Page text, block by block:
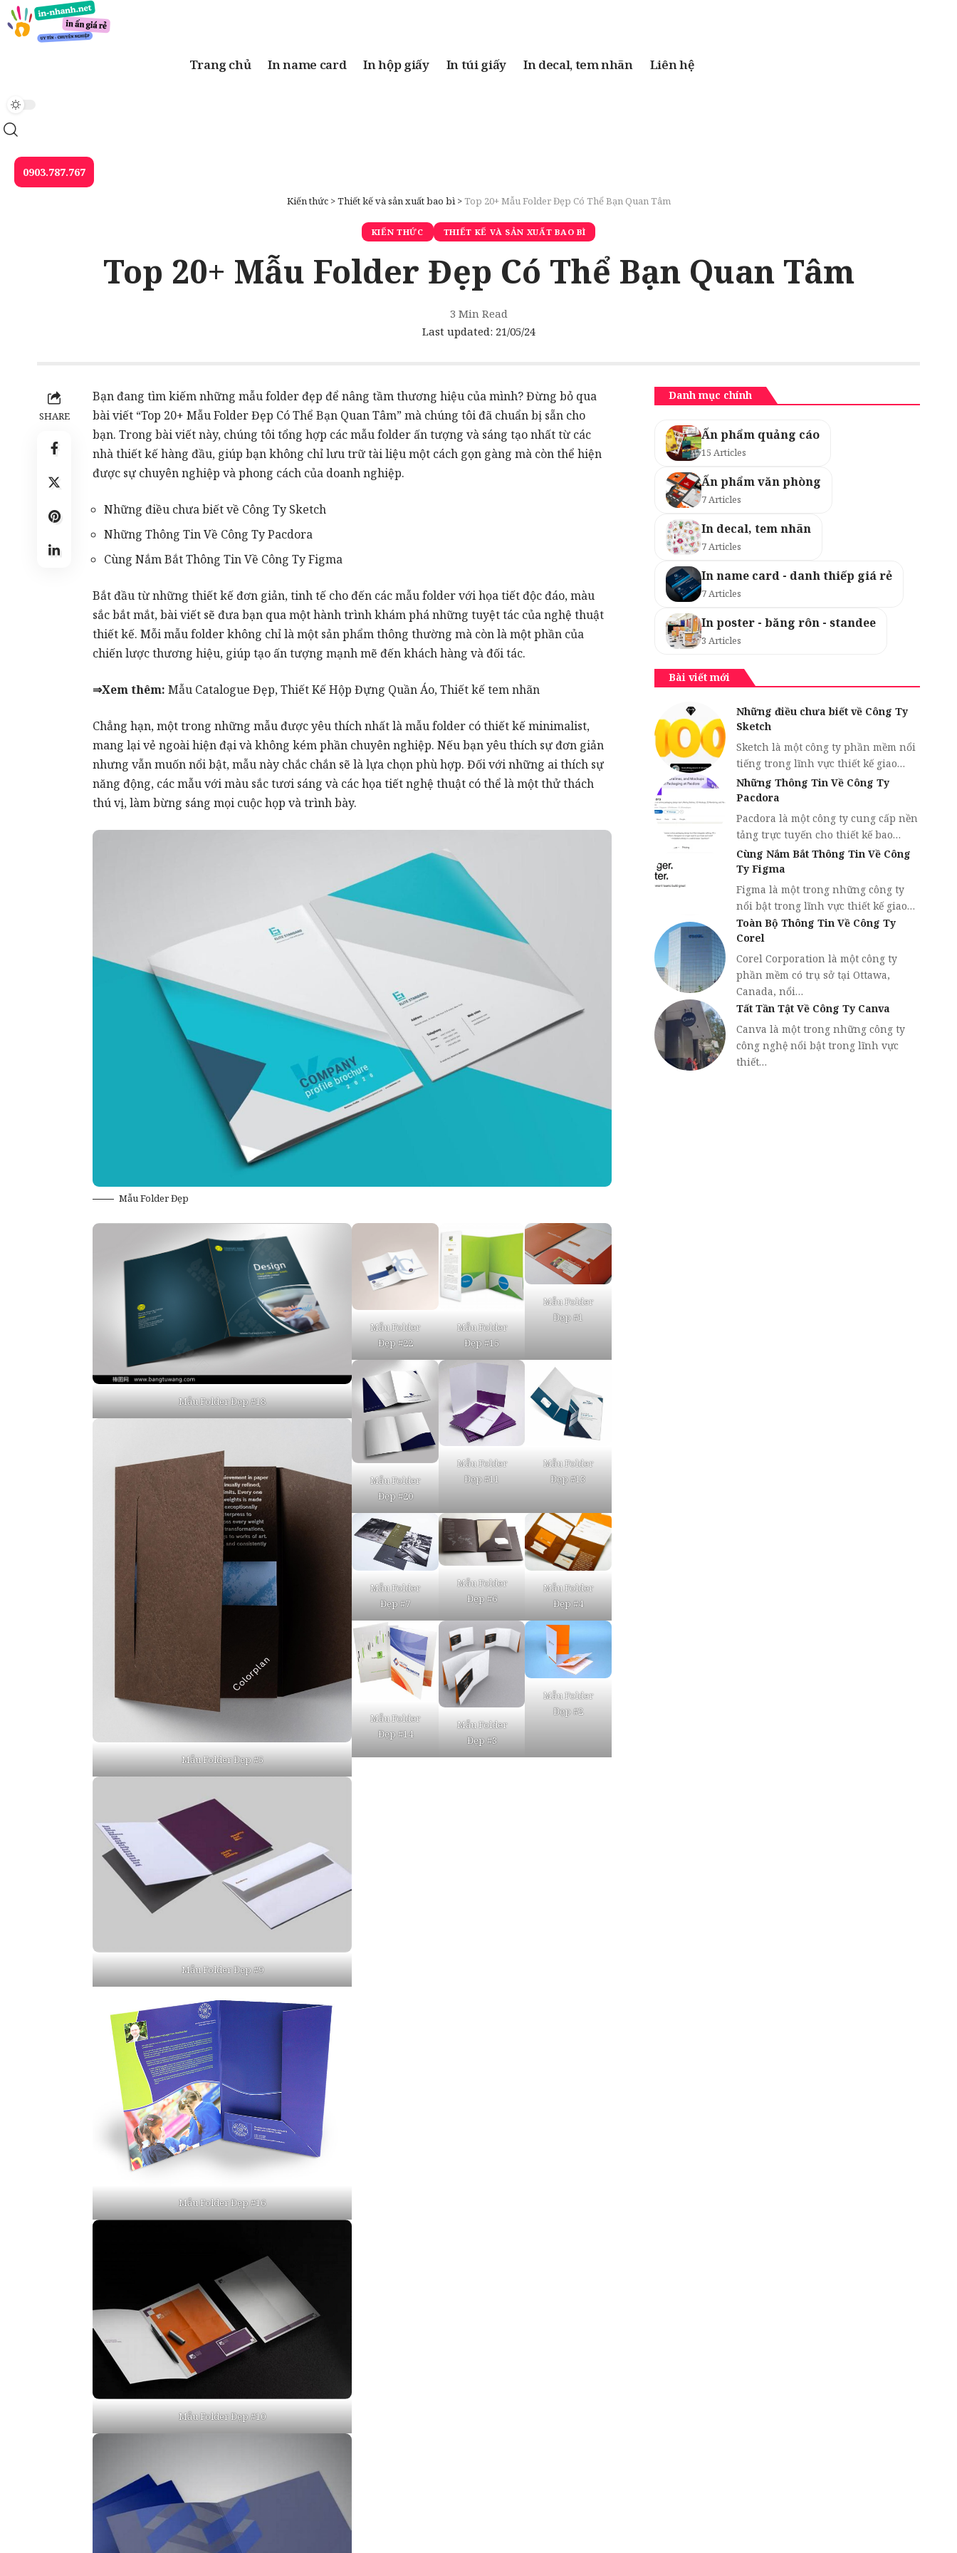
Trang chủ In name card In hộp giấy In túi giấy In decal, tem nhãn Liên hệ
0903.787.767
Kiến thức>Thiết kế và sản xuất bao bì>Top 20+ Mẫu Folder Đẹp Có Thể Bạn Quan Tâm
KIẾN THỨC THIẾT KẾ VÀ SẢN XUẤT BAO BÌ
Top 20+ Mẫu Folder Đẹp Có Thể Bạn Quan Tâm
Last updated: 21/05/24
3 Min Read
SHARE
Bạn đang tìm kiếm những mẫu folder đẹp để nâng tầm thương hiệu của mình? Đừng bỏ qua
bài viết “Top 20+ Mẫu Folder Đẹp Có Thể Bạn Quan Tâm” mà chúng tôi đã chuẩn bị sẵn cho
bạn. Trong bài viết này, chúng tôi tổng hợp các mẫu folder ấn tượng và sáng tạo nhất từ các
nhà thiết kế hàng đầu, giúp bạn không chỉ lưu trữ tài liệu một cách gọn gàng mà còn thể hiện
được sự chuyên nghiệp và phong cách của doanh nghiệp.
Những điều chưa biết về Công Ty Sketch
Những Thông Tin Về Công Ty Pacdora
Cùng Nắm Bắt Thông Tin Về Công Ty Figma
Bắt đầu từ những thiết kế đơn giản, tinh tế cho đến các mẫu folder với họa tiết độc đáo, màu
sắc bắt mắt, bài viết sẽ đưa bạn qua một hành trình khám phá những tuyệt tác của nghệ thuật
thiết kế. Mỗi mẫu folder không chỉ là một sản phẩm thông thường mà còn là một phần của
chiến lược thương hiệu, giúp tạo ấn tượng mạnh mẽ đến khách hàng và đối tác.
⇒Xem thêm: Mẫu Catalogue Đẹp,Thiết Kế Hộp Đựng Quần Áo,Thiết kế tem nhãn
Chẳng hạn, một trong những mẫu được yêu thích nhất là mẫu folder có thiết kế minimalist,
mang lại vẻ ngoài hiện đại và không kém phần chuyên nghiệp. Nếu bạn yêu thích sự đơn giản
nhưng vẫn muốn nổi bật, mẫu này chắc chắn sẽ là lựa chọn phù hợp. Đối với những aithích sự
năng động, các mẫu với màu sắc tươi sáng và các họa tiết nghệ thuật có thể là một thử thách
thú vị, làm bừng sáng mọi cuộc họp và trình bày.
Mẫu Folder Đẹp
Mẫu Folder Đẹp #18
Mẫu Folder Đẹp #5
Mẫu Folder Đẹp #9
Mẫu Folder Đẹp #16
Mẫu Folder Đẹp #10
Mẫu Folder
Đẹp #22
Mẫu Folder
Đẹp #15
Mẫu Folder
Đẹp #1
Mẫu Folder
Đẹp #20
Mẫu Folder
Đẹp #11
Mẫu Folder
Đẹp #13
Mẫu Folder
Đẹp #7
Mẫu Folder
Đẹp #6
Mẫu Folder
Đẹp #4
Mẫu Folder
Đẹp #14
Mẫu Folder
Đẹp #3
Mẫu Folder
Đẹp #2
Danh mục chính
Ấn phẩm quảng cáo
15 Articles
Ấn phẩm văn phòng
7 Articles
In decal, tem nhãn
7 Articles
In name card - danh thiếp giá rẻ
7 Articles
In poster - băng rôn - standee
3 Articles
Bài viết mới
Những điều chưa biết về Công Ty
Sketch
Sketch là một công ty phần mềm nổi
tiếng trong lĩnh vực thiết kế giao…
Những Thông Tin Về Công Ty
Pacdora
Pacdora là một công ty cung cấp nền
tảng trực tuyến cho thiết kế bao…
Cùng Nắm Bắt Thông Tin Về Công
Ty Figma
Figma là một trong những công ty
nổi bật trong lĩnh vực thiết kế giao…
Toàn Bộ Thông Tin Về Công Ty
Corel
Corel Corporation là một công ty
phần mềm có trụ sở tại Ottawa,
Canada, nổi…
Tất Tần Tật Về Công Ty Canva
Canva là một trong những công ty
công nghệ nổi bật trong lĩnh vực
thiết…